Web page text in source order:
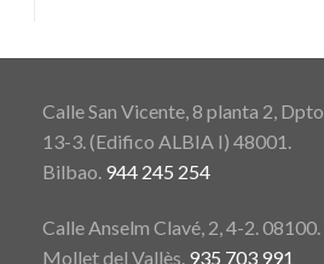
Calle San Vicente, 8 planta 2, Dpto.
13-3. (Edifico ALBIA I) 48001.
Bilbao. 944 245 254
Calle Anselm Clavé, 2, 4-2. 08100.
Mollet del Vallès. 935 703 991